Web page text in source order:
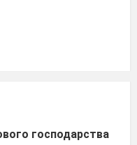
господарства